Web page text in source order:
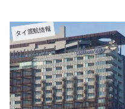
タイ渡航情報